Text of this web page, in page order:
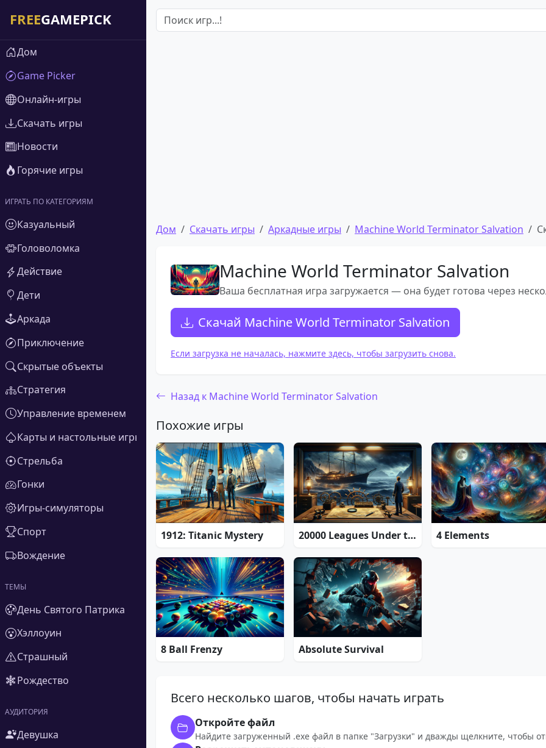
Дом Скачать игры Аркадные игры Machine World Terminator Salvation
Machine World Terminator Salvation
Ваша бесплатная игра загружается — она будет готова через
Скачай Machine World Terminator Salvation
Если загрузка не началась, нажмите здесь, чтобы загрузить снова.
Назад к Machine World Terminator Salvation
Похожие игры
1912: Titanic Mystery 20000 Leagues Under the Sea: Captain Nemo 4 Elements
8 Ball Frenzy Absolute Survival
Всего несколько шагов, чтобы начать играть
Откройте файл
Найдите загруженный .exe файл в папке "Загрузки" и дважды щелкните, чтобы
Дом
Game Picker
Онлайн-игры
Скачать игры
Новости
Горячие игры
ИГРАТЬ ПО КАТЕГОРИЯМ
Казуальный
Головоломка
Действие
Дети
Аркада
Приключение
Скрытые объекты
Стратегия
Управление временем
Карты и настольные игры
Стрельба
Гонки
Игры-симуляторы
Спорт
Вождение
ТЕМЫ
День Святого Патрика
Хэллоуин
Страшный
Рождество
АУДИТОРИЯ
Девушка